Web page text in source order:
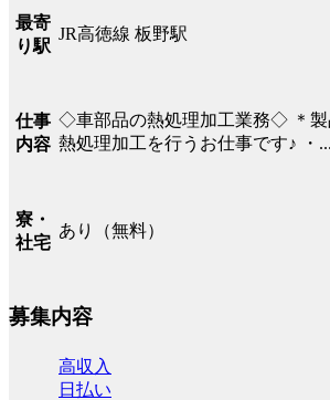
最寄
り駅
JR高徳線 板野駅
仕事
内容
◇車部品の熱処理加工業務◇ ＊製
熱処理加工を行うお仕事です♪ ・...
寮・
社宅
あり（無料）
募集内容
高収入
日払い